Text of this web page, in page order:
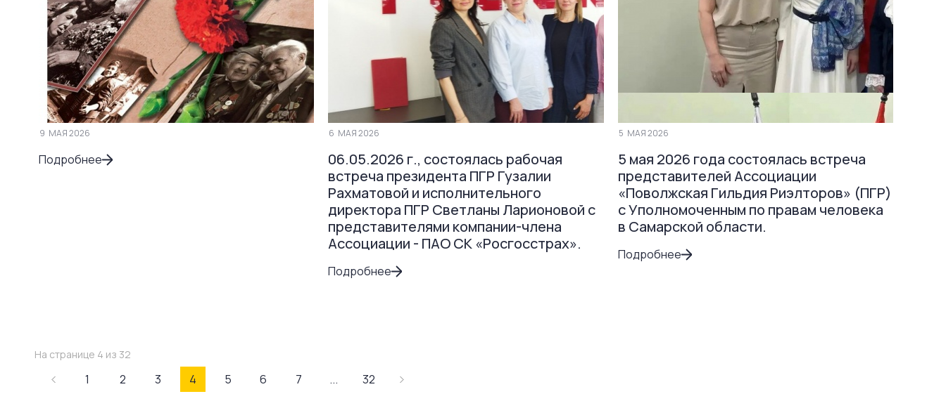
9 МАЯ 2026
Подробнее
6 МАЯ 2026
06.05.2026 г., состоялась рабочая
встреча президента ПГР Гузалии
Рахматовой и исполнительного
директора ПГР Светланы Ларионовой с
представителями компании-члена
Ассоциации - ПАО СК «Росгосстрах».
Подробнее
5 МАЯ 2026
5 мая 2026 года состоялась встреча
представителей Ассоциации
«Поволжская Гильдия Риэлторов» (ПГР)
с Уполномоченным по правам человека
в Самарской области.
Подробнее
На странице 4 из 32
1 2 3 4 5 6 7 ... 32